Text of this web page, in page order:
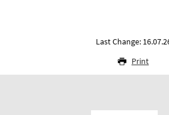
Last Change:
Print